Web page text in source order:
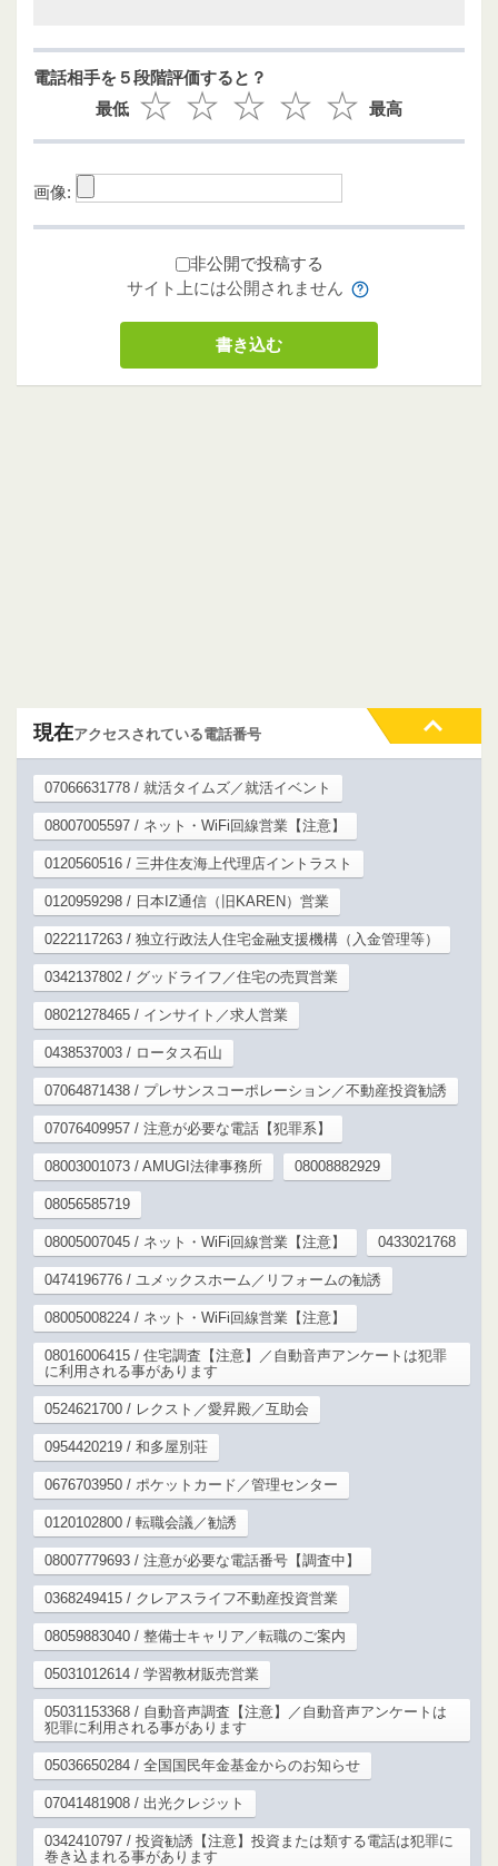
電話相手を５段階評価すると？
最低
最高
画像:
非公開で投稿する
サイト上には公開されません
現在アクセスされている電話番号
07066631778 / 就活タイムズ／就活イベント
08007005597 / ネット・WiFi回線営業【注意】
0120560516 / 三井住友海上代理店イントラスト
0120959298 / 日本IZ通信（旧KAREN）営業
0222117263 / 独立行政法人住宅金融支援機構（入金管理等）
0342137802 / グッドライフ／住宅の売買営業
08021278465 / インサイト／求人営業
0438537003 / ロータス石山
07064871438 / プレサンスコーポレーション／不動産投資勧誘
07076409957 / 注意が必要な電話【犯罪系】
08003001073 / AMUGI法律事務所 08008882929
08056585719
08005007045 / ネット・WiFi回線営業【注意】 0433021768
0474196776 / ユメックスホーム／リフォームの勧誘
08005008224 / ネット・WiFi回線営業【注意】
08016006415 / 住宅調査【注意】／自動音声アンケートは犯罪
に利用される事があります
0524621700 / レクスト／愛昇殿／互助会
0954420219 / 和多屋別荘
0676703950 / ポケットカード／管理センター
0120102800 / 転職会議／勧誘
08007779693 / 注意が必要な電話番号【調査中】
0368249415 / クレアスライフ不動産投資営業
08059883040 / 整備士キャリア／転職のご案内
05031012614 / 学習教材販売営業
05031153368 / 自動音声調査【注意】／自動音声アンケートは
犯罪に利用される事があります
05036650284 / 全国国民年金基金からのお知らせ
07041481908 / 出光クレジット
0342410797 / 投資勧誘【注意】投資または類する電話は犯罪に
巻き込まれる事があります